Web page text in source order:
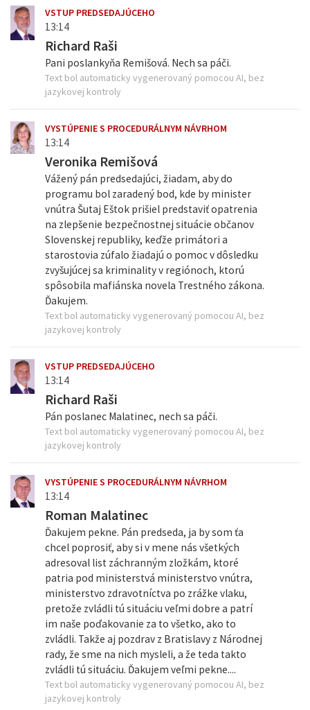
VSTUP PREDSEDAJÚCEHO
13:14
Richard Raši
Pani poslankyňa Remišová. Nech sa páči.
Text bol automaticky vygenerovaný pomocou AI, bez
jazykovej kontroly
VYSTÚPENIE S PROCEDURÁLNYM NÁVRHOM
13:14
Veronika Remišová
Vážený pán predsedajúci, žiadam, aby do
programu bol zaradený bod, kde by minister
vnútra Šutaj Eštok prišiel predstaviť opatrenia
na zlepšenie bezpečnostnej situácie občanov
Slovenskej republiky, keďže primátori a
starostovia zúfalo žiadajú o pomoc v dôsledku
zvyšujúcej sa kriminality v regiónoch, ktorú
spôsobila mafiánska novela Trestného zákona.
Ďakujem.
Text bol automaticky vygenerovaný pomocou AI, bez
jazykovej kontroly
VSTUP PREDSEDAJÚCEHO
13:14
Richard Raši
Pán poslanec Malatinec, nech sa páči.
Text bol automaticky vygenerovaný pomocou AI, bez
jazykovej kontroly
VYSTÚPENIE S PROCEDURÁLNYM NÁVRHOM
13:14
Roman Malatinec
Ďakujem pekne. Pán predseda, ja by som ťa
chcel poprosiť, aby si v mene nás všetkých
adresoval list záchranným zložkám, ktoré
patria pod ministerstvá ministerstvo vnútra,
ministerstvo zdravotníctva po zrážke vlaku,
pretože zvládli tú situáciu veľmi dobre a patrí
im naše poďakovanie za to všetko, ako to
zvládli. Takže aj pozdrav z Bratislavy z Národnej
rady, že sme na nich mysleli, a že teda takto
zvládli tú situáciu. Ďakujem veľmi pekne....
Text bol automaticky vygenerovaný pomocou AI, bez
jazykovej kontroly